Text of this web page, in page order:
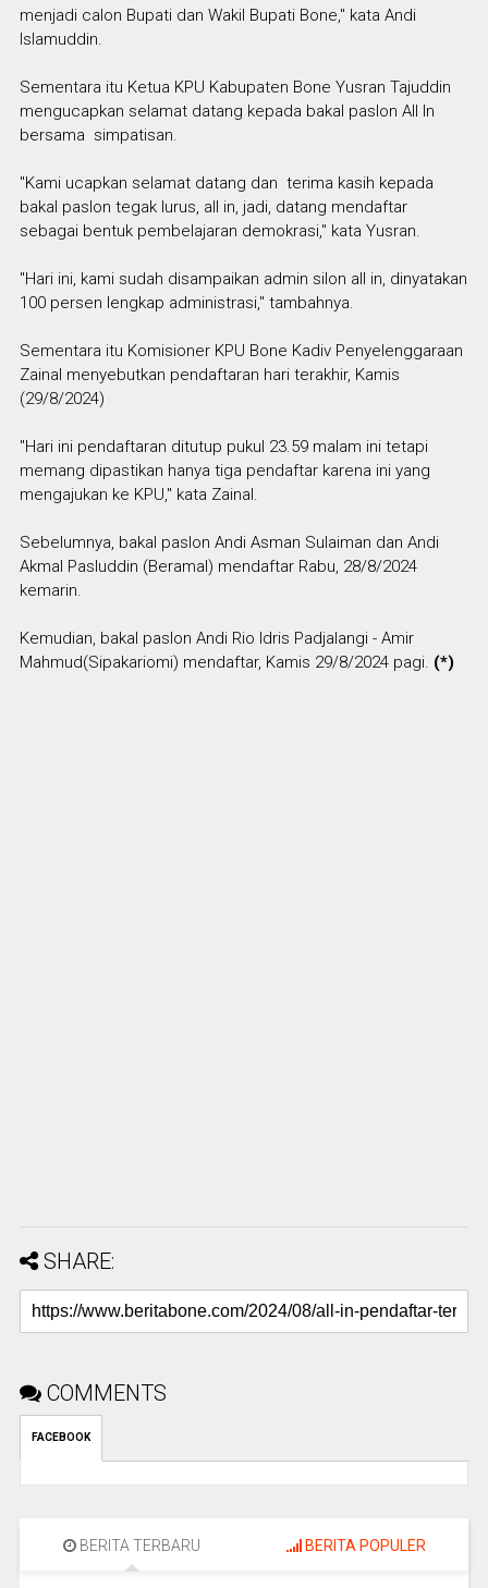
menjadi calon Bupati dan Wakil Bupati Bone," kata Andi
Islamuddin.
Sementara itu Ketua KPU Kabupaten Bone Yusran Tajuddin
mengucapkan selamat datang kepada bakal paslon All In
bersama simpatisan.
"Kami ucapkan selamat datang dan terima kasih kepada
bakal paslon tegak lurus, all in, jadi, datang mendaftar
sebagai bentuk pembelajaran demokrasi," kata Yusran.
"Hari ini, kami sudah disampaikan admin silon all in, dinyatakan
100 persen lengkap administrasi," tambahnya.
Sementara itu Komisioner KPU Bone Kadiv Penyelenggaraan
Zainal menyebutkan pendaftaran hari terakhir, Kamis
(29/8/2024)
"Hari ini pendaftaran ditutup pukul 23.59 malam ini tetapi
memang dipastikan hanya tiga pendaftar karena ini yang
mengajukan ke KPU," kata Zainal.
Sebelumnya, bakal paslon Andi Asman Sulaiman dan Andi
Akmal Pasluddin (Beramal) mendaftar Rabu, 28/8/2024
kemarin.
Kemudian, bakal paslon Andi Rio Idris Padjalangi - Amir
Mahmud(Sipakariomi) mendaftar, Kamis 29/8/2024 pagi. (*)
SHARE:
COMMENTS
FACEBOOK
BERITA TERBARU BERITA POPULER